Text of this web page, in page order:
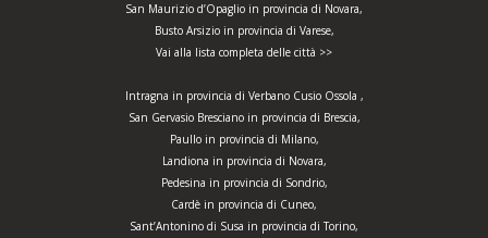
San Maurizio d’Opaglio in provincia di Novara,
Busto Arsizio in provincia di Varese,
Vai alla lista completa delle città >>
Intragna in provincia di Verbano Cusio Ossola ,
San Gervasio Bresciano in provincia di Brescia,
Paullo in provincia di Milano,
Landiona in provincia di Novara,
Pedesina in provincia di Sondrio,
Cardè in provincia di Cuneo,
Sant’Antonino di Susa in provincia di Torino,